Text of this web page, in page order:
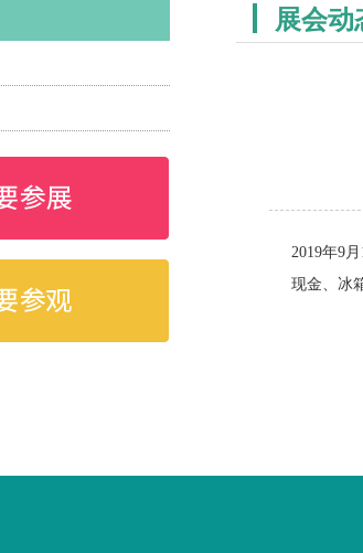
展会动
2019年9
现金、冰